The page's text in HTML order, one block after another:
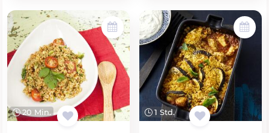
20 Min. 1 Std.